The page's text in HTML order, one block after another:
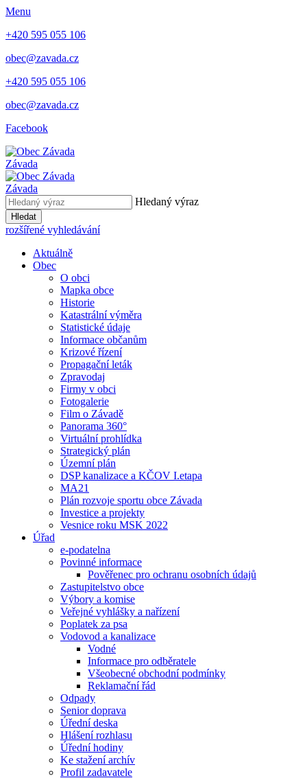
Menu
+420 595 055 106
obec@zavada.cz
+420 595 055 106
obec@zavada.cz
Facebook
Závada
Závada
Hledaný výraz
Hledat
rozšířené vyhledávání
Aktuálně
Obec
O obci
Mapka obce
Historie
Katastrální výměra
Statistické údaje
Informace občanům
Krizové řízení
Propagační leták
Zpravodaj
Firmy v obci
Fotogalerie
Film o Závadě
Panorama 360°
Virtuální prohlídka
Strategický plán
Územní plán
DSP kanalizace a KČOV I.etapa
MA21
Plán rozvoje sportu obce Závada
Investice a projekty
Vesnice roku MSK 2022
Úřad
e-podatelna
Povinné informace
Pověřenec pro ochranu osobních údajů
Zastupitelstvo obce
Výbory a komise
Veřejné vyhlášky a nařízení
Poplatek za psa
Vodovod a kanalizace
Vodné
Informace pro odběratele
Všeobecné obchodní podmínky
Reklamační řád
Odpady
Senior doprava
Úřední deska
Hlášení rozhlasu
Úřední hodiny
Ke stažení archív
Profil zadavatele